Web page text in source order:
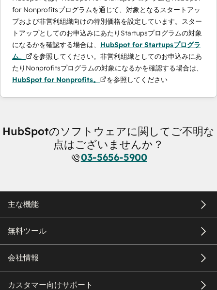
for Nonprofitsプログラムを通じて、対象となるスタートアッ
プおよび非営利組織向けの特別価格を設定しています。スター
トアップとしてのお申込みにあたりStartupsプログラムの対象
になるかを確認する場合は、 HubSpot for Startupsプログラ
ム。
を参照してください。非営利組織としてのお申込みにあ
たりNonprofitsプログラムの対象になるかを確認する場合は、
HubSpot for Nonprofits。
を参照してください
HubSpotのソフトウェアに関してご不明な
点はございませんか？
03-5656-5900
主な機能
無料ツール
会社情報
カスタマー向けサポート